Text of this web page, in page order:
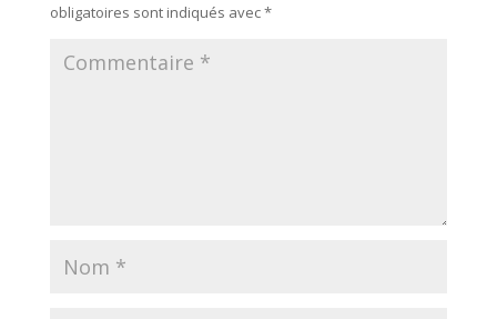
obligatoires sont indiqués avec*